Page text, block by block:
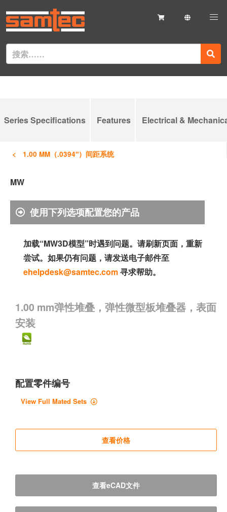
Series Specifications Features Electrical &
1.00 MM（.0394"）间距系统
MW
使用下列选项配置您的产品
加载“MW3D模型”时遇到问题。请刷新页面，重新
尝试。如果仍有问题，请发送电子邮件至
ehelpdesk@samtec.com寻求帮助。
1.00 mm弹性堆叠，弹性微型板堆叠器，表面
安装
配置零件编号
View Full Mated Sets
查看价格
查看eCAD文件